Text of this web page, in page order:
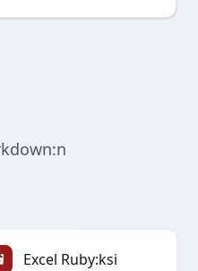
Excel Ruby:ksi